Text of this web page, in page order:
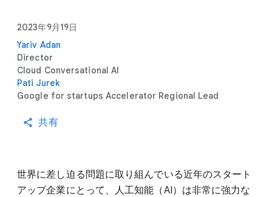
2023年9月19日
Yariv Adan
Director
Cloud Conversational AI
Pati Jurek
Google for startups Accelerator Regional Lead
共有
世界に差し迫る問題に取り組んでいる近年のスタート
アップ企業にとって、人工知能（AI）は非常に強力な